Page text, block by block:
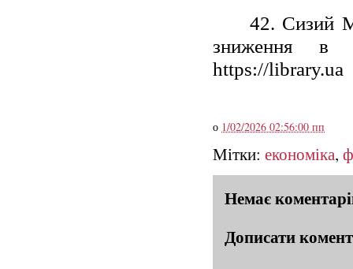
42. Сизий
зниження в
https://library.uа
о 1/02/2026 02:56:00 пп
Мітки: економіка,
Немає
Дописати